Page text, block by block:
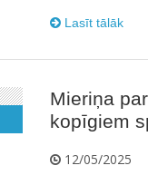
Lasīt tālāk
Mieriņa
kopīgiem
12/05/2025